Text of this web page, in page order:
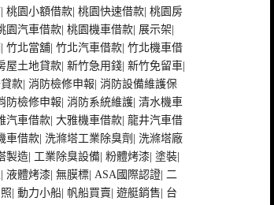
|桃園小額借款 |桃園快速借款 |桃園房
園汽車借款 |桃園機車借款 展示架
|竹北當舖 |竹北汽車借款 |竹北機車借
屋土地貸款 |新竹急用錢 |新竹免留車
款 |消防檢修申報 |消防設備維護保
防檢修申報 |消防系統維護 |清水機車
汽車借款 |大雅機車借款 |龍井汽車借
車借款 洗滌塔工業除臭劑
洗滌塔廠
製造 工業除臭設備 |粉體烤漆 |塗裝
|液體烤漆 |無膜標 |ASA國際認證 |二
|動力小船 帆船買賣 |遊艇銷售 台